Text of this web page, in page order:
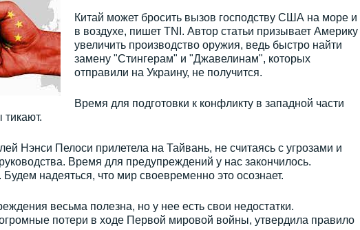
Китай может бросить вызов господству США на море и
в воздухе, пишет TNI. Автор статьи призывает Америку
увеличить производство оружия, ведь быстро найти
замену "Стингерам" и "Джавелинам", которых
отправили на Украину, не получится.
Время для подготовки к конфликту в западной части
тикают.
Нэнси Пелоси прилетела на Тайвань, не считаясь с угрозами и
Время для предупреждений у нас закончилось.
надеяться, что мир своевременно это осознает.
весьма полезна, но у нее есть свои недостатки.
потери в ходе Первой мировой войны, утвердила правило